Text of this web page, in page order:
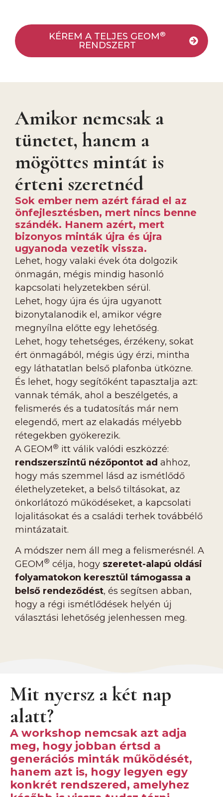
KÉREM A TELJES GEOM®
RENDSZERT
Amikor nemcsak a
tünetet, hanem a
mögöttes mintát is
érteni szeretnéd
Sok ember nem azért fárad el az
önfejlesztésben, mert nincs benne
szándék. Hanem azért, mert
bizonyos minták újra és újra
ugyanoda vezetik vissza.
Lehet, hogy valaki évek óta dolgozik
önmagán, mégis mindig hasonló
kapcsolati helyzetekben sérül.
Lehet, hogy újra és újra ugyanott
bizonytalanodik el, amikor végre
megnyílna előtte egy lehetőség.
Lehet, hogy tehetséges, érzékeny, sokat
ért önmagából, mégis úgy érzi, mintha
egy láthatatlan belső plafonba ütközne.
És lehet, hogy segítőként tapasztalja azt:
vannak témák, ahol a beszélgetés, a
felismerés és a tudatosítás már nem
elegendő, mert az elakadás mélyebb
rétegekben gyökerezik.
A GEOM® itt válik valódi eszközzé:
rendszerszintű nézőpontot ad ahhoz,
hogy más szemmel lásd az ismétlődő
élethelyzeteket, a belső tiltásokat, az
önkorlátozó működéseket, a kapcsolati
lojalitásokat és a családi terhek továbbélő
mintázatait.
A módszer nem áll meg a felismerésnél. A
GEOM® célja, hogy szeretet-alapú oldási
folyamatokon keresztül támogassa a
belső rendeződést, és segítsen abban,
hogy a régi ismétlődések helyén új
választási lehetőség jelenhessen meg.
Mit nyersz a két nap
alatt?
A workshop nemcsak azt adja
meg, hogy jobban értsd a
generációs minták működését,
hanem azt is, hogy legyen egy
konkrét rendszered, amelyhez